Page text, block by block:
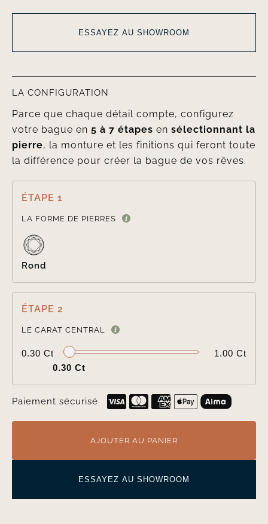
ESSAYEZ AU SHOWROOM
LA CONFIGURATION
Parce que chaque détail compte, configurez
votre bague en 5 à 7 étapes en sélectionnant la
pierre, la monture et les finitions qui feront toute
la différence pour créer la bague de vos rêves.
ÉTAPE 1
LA FORME DE PIERRES
Rond
ÉTAPE 2
LE CARAT CENTRAL
0.30 Ct
1.00 Ct
0.30 Ct
Paiement sécurisé
AJOUTER AU PANIER
ESSAYEZ AU SHOWROOM